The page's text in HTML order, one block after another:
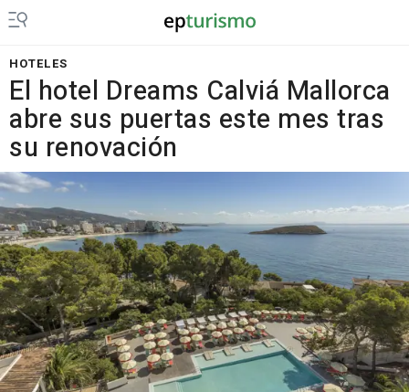
HOTELES
El hotel Dreams Calviá Mallorca
abre sus puertas este mes tras
su renovación